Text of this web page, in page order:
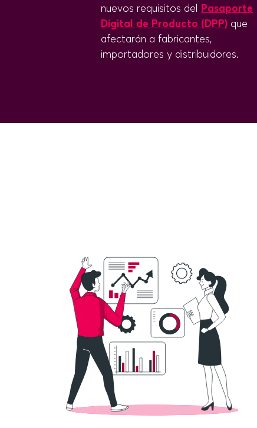
nuevos requisitos del Pasaporte
Digital de Producto (DPP) que
afectarán a fabricantes,
importadores y distribuidores.